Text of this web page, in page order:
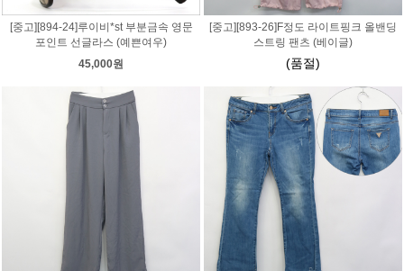
[중고][894-24]루이비*st 부분금속 영문
포인트 선글라스 (예쁜여우)
45,000원
[중고][893-26]F정도 라이트핑크 올밴딩
스트링 팬츠 (베이글)
(품절)